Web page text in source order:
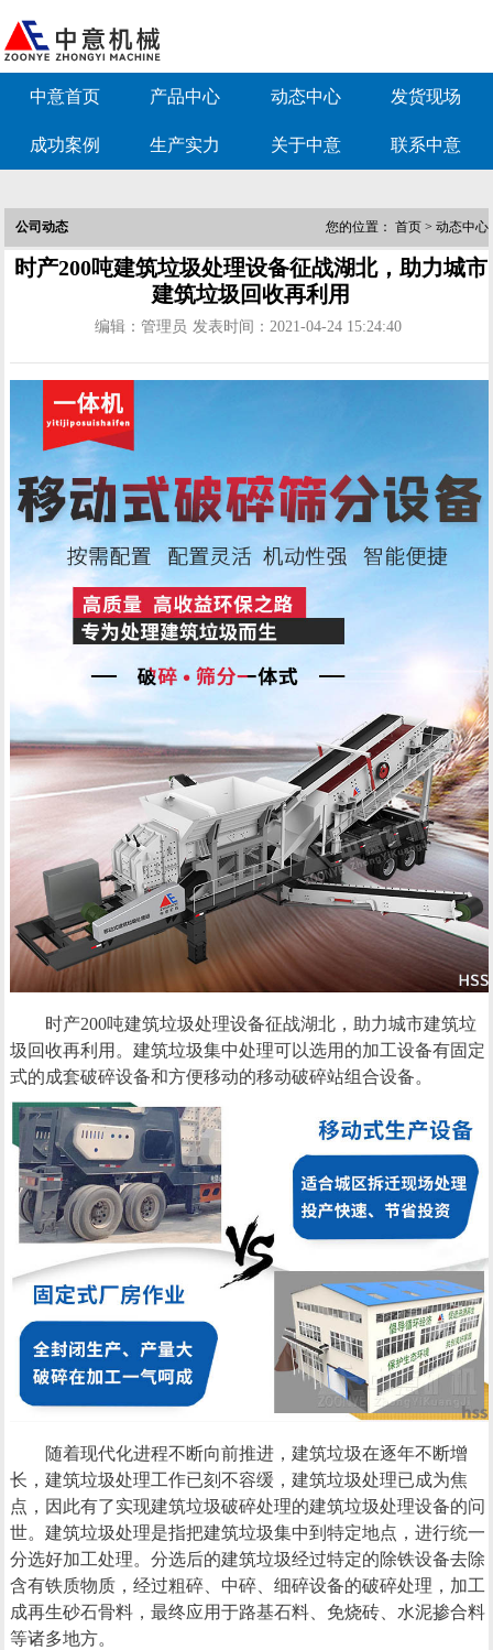
中意首页 产品中心 动态中心 发货现场
成功案例 生产实力 关于中意 联系中意
公司动态 您的位置： 首页> 动态中心
时产200吨建筑垃圾处理设备征战湖北，助力城市
建筑垃圾回收再利用
编辑：管理员 发表时间：2021-04-24 15:24:40
时产200吨建筑垃圾处理设备征战湖北，助力城市建筑垃
圾回收再利用。建筑垃圾集中处理可以选用的加工设备有固定
式的成套破碎设备和方便移动的移动破碎站组合设备。
随着现代化进程不断向前推进，建筑垃圾在逐年不断增
长，建筑垃圾处理工作已刻不容缓，建筑垃圾处理已成为焦
点，因此有了实现建筑垃圾破碎处理的建筑垃圾处理设备的问
世。建筑垃圾处理是指把建筑垃圾集中到特定地点，进行统一
分选好加工处理。分选后的建筑垃圾经过特定的除铁设备去除
含有铁质物质，经过粗碎、中碎、细碎设备的破碎处理，加工
成再生砂石骨料，最终应用于路基石料、免烧砖、水泥掺合料
等诸多地方。